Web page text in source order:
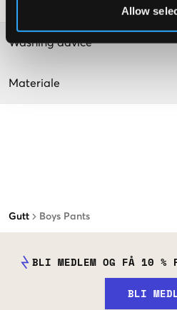
Allow
Gutt Boys Pants
Washing advice
Materiale
BLI MEDLEM OG FÅ 10 %
BLI